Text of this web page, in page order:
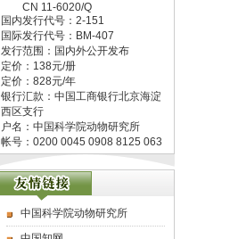
CN 11-6020/Q
国内发行代号： 2-151
国际发行代号： BM-407
发行范围：国内外公开发布
定价： 138元/册
定价： 828元/年
银行汇款：中国工商银行北京海淀
西区支行
户名：中国科学院动物研究所
帐号：0200 0045 0908 8125 063
中国科学院动物研究所